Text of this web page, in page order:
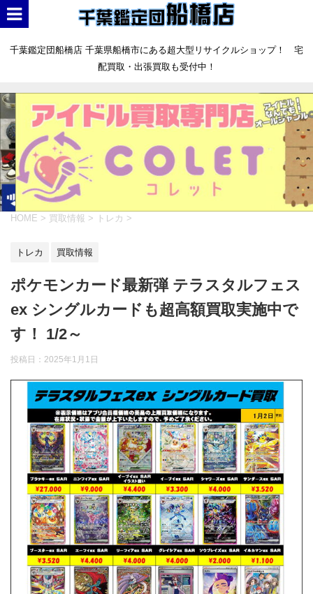
千葉鑑定団船橋店 千葉県船橋市にある超大型リサイクルショップ！ 宅
配買取・出張買取も受付中！
HOME > 買取情報 > トレカ >
トレカ 買取情報
ポケモンカード最新弾 テラスタルフェス
ex シングルカードも超高額買取実施中で
す！ 1/2～
投稿日： 2025年1月1日